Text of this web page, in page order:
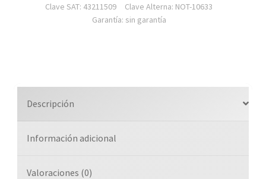
T82b,
11.5in,
Operativo
4.3,
Clave SAT: 43211509
Clave Alterna: NOT-10633
Garantía: sin garantía
Descripción
Información adicional
Valoraciones (0)